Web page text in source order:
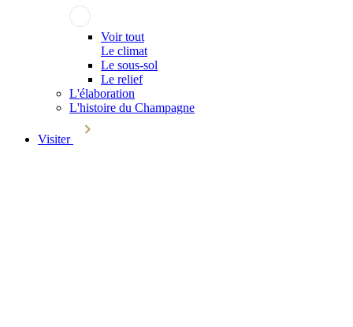
Voir tout
Le climat
Le sous-sol
Le relief
L'élaboration
L'histoire du Champagne
Visiter